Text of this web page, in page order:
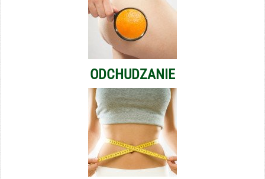
ODCHUDZANIE